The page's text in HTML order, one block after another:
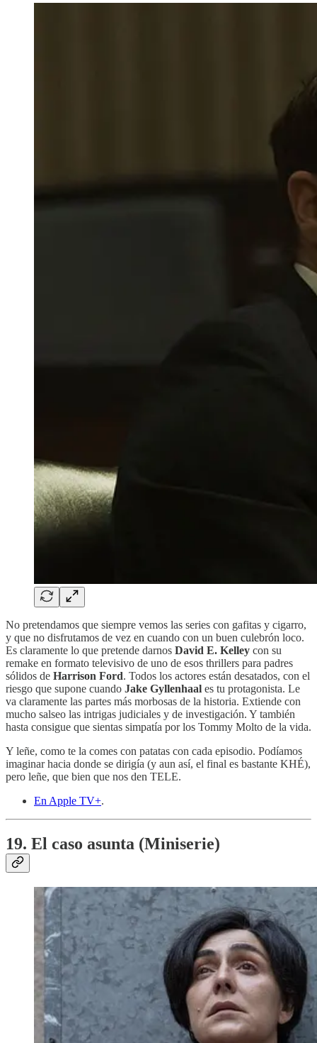
No pretendamos que siempre vemos las series con gafitas y cigarro,
y que no disfrutamos de vez en cuando con un buen culebrón loco.
Es claramente lo que pretende darnos David E. Kelley con su
remake en formato televisivo de uno de esos thrillers para padres
sólidos de Harrison Ford. Todos los actores están desatados, con el
riesgo que supone cuando Jake Gyllenhaal es tu protagonista. Le
va claramente las partes más morbosas de la historia. Extiende con
mucho salseo las intrigas judiciales y de investigación. Y también
hasta consigue que sientas simpatía por los Tommy Molto de la vida.
Y leñe, como te la comes con patatas con cada episodio. Podíamos
imaginar hacia donde se dirigía (y aun así, el final es bastante KHÉ),
pero leñe, que bien que nos den TELE.
En Apple TV+.
19. El caso asunta (Miniserie)